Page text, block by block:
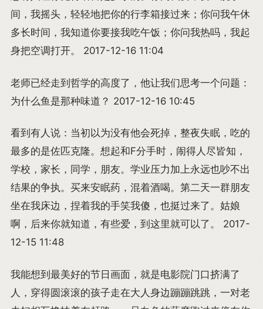
间，我摇头，轻轻地把你的行李箱接过来；你问我午休
多长时间，我知道你要接我吃午饭；你问我热吗，我起
身把空调打开。 2017-12-16 11:04
老师已经走到哲学的高度了，他让我们思考一个问题：
为什么鱼是那种味道？ 2017-12-16 10:45
看到有人说：当初以为没有他会死掉，整夜失眠，吃的
最多的是佐匹克隆。想起和F分手时，闹得人尽皆知，
学校，家长，同学，朋友。学业压力加上永远也吵不出
结果的争执。买来安眠药，混着酒喝。第二天一群朋友
坐在我床边，捏着我的手笑我傻，也挺过来了。姑娘
啊，后来你就知道，有些爱，到这里就可以了。 2017-
12-15 11:48
我能想到最美好的节日画面，就是电影院门口挤满了
人，穿得圆滚滚的孩子走在大人身边蹦蹦跳跳，一对老